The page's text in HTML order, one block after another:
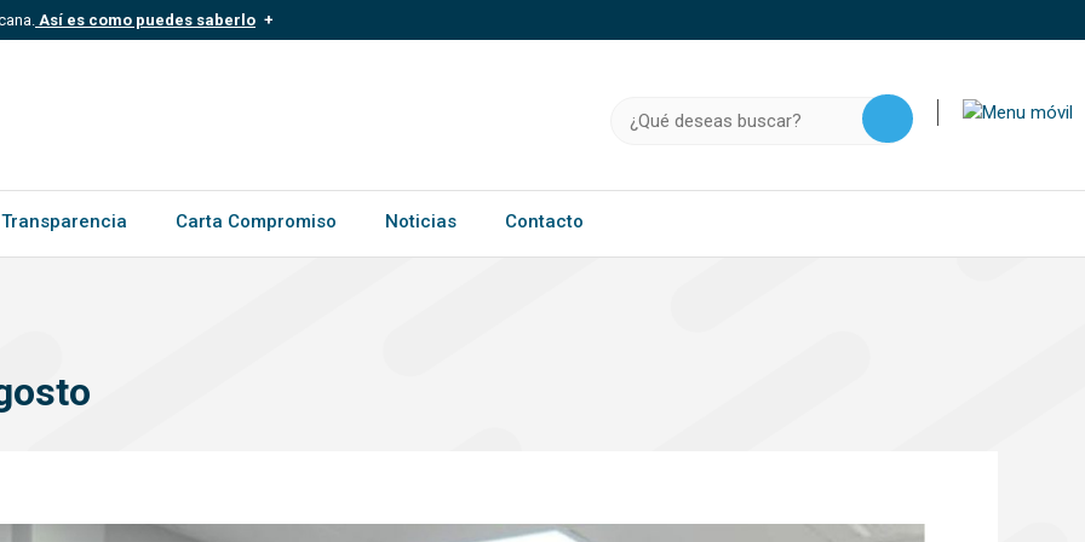
Así es como puedes saberlo
a una organización oficial del
.gob.do o .gov.do. Comparte información confidencial solo en este tipo de sitios.
Transparencia Carta Compromiso Noticias Contacto